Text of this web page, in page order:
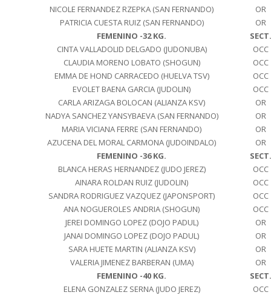
NICOLE FERNANDEZ RZEPKA (SAN FERNANDO)
OR
PATRICIA CUESTA RUIZ (SAN FERNANDO)
OR
FEMENINO -32 KG.
SECT.
CINTA VALLADOLID DELGADO (JUDONUBA)
OCC
CLAUDIA MORENO LOBATO (SHOGUN)
OCC
EMMA DE HOND CARRACEDO (HUELVA TSV)
OCC
EVOLET BAENA GARCIA (JUDOLIN)
OCC
CARLA ARIZAGA BOLOCAN (ALIANZA KSV)
OR
NADYA SANCHEZ YANSYBAEVA (SAN FERNANDO)
OR
MARIA VICIANA FERRE (SAN FERNANDO)
OR
AZUCENA DEL MORAL CARMONA (JUDOINDALO)
OR
FEMENINO -36 KG.
SECT.
BLANCA HERAS HERNANDEZ (JUDO JEREZ)
OCC
AINARA ROLDAN RUIZ (JUDOLIN)
OCC
SANDRA RODRIGUEZ VAZQUEZ (JAPONSPORT)
OCC
ANA NOGUEROLES ANDRIA (SHOGUN)
OCC
JEREI DOMINGO LOPEZ (DOJO PADUL)
OR
JANAI DOMINGO LOPEZ (DOJO PADUL)
OR
SARA HUETE MARTIN (ALIANZA KSV)
OR
VALERIA JIMENEZ BARBERAN (UMA)
OR
FEMENINO -40 KG.
SECT.
ELENA GONZALEZ SERNA (JUDO JEREZ)
OCC